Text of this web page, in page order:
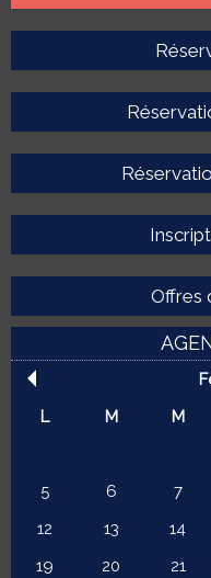
Offres
L
M M
5
6 7
12
13 14
19
20 21